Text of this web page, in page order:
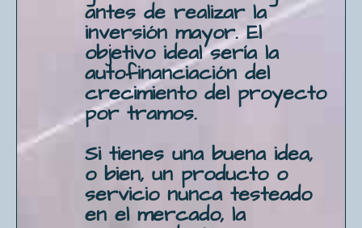
antes de realizar la
inversión mayor. El
objetivo ideal sería la
autofinanciación del
crecimiento del proyecto
por tramos.
Si tienes una buena idea,
o bien, un producto o
servicio nunca testeado
en el mercado, la